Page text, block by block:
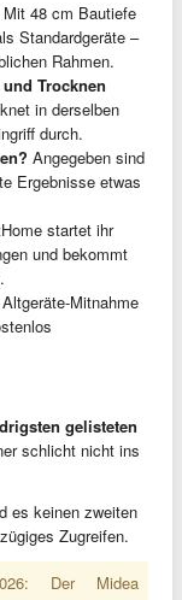
Mit 48 cm Bautiefe
Standardgeräte –
Rahmen.
Trocknen
in derselben
durch.
Angegeben sind
Ergebnisse etwas
startet ihr
und bekommt
Mitnahme
gelisteten
schlicht nicht ins
es keinen zweiten
Zugreifen.
Der Midea